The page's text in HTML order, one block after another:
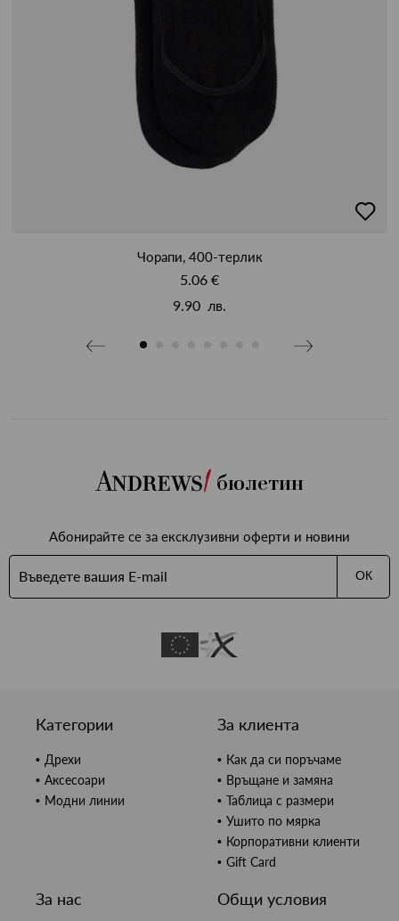
в
Чорапи, 400-терлик
5.06 €
9.90 лв.
бюлетин
Абонирайте се за ексклузивни оферти и новини
ОК
Категории
Дрехи
Аксесоари
Модни линии
За клиента
Как да си поръчаме
Връщане и замяна
Таблица с размери
Ушито по мярка
Корпоративни клиенти
Gift Card
За нас Общи условия